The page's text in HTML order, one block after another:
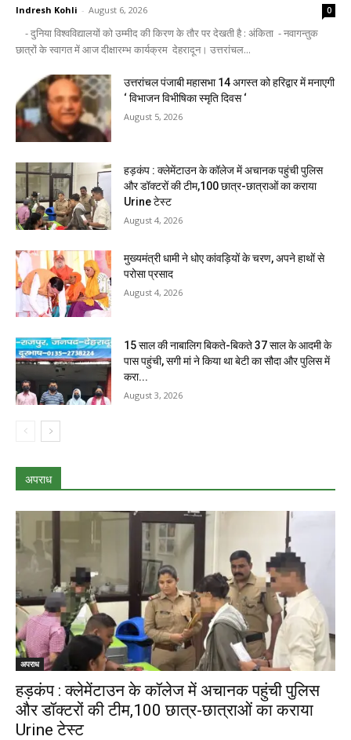
Indresh Kohli - August 6, 2026 0
- दुनिया विश्वविद्यालयों को उम्मीद की किरण के तौर पर देखती है : अंकिता - नवागन्तुक
छात्रों के स्वागत में आज दीक्षारम्भ कार्यक्रम देहरादून। उत्तरांचल...
उत्तरांचल पंजाबी महासभा 14 अगस्त को हरिद्वार में मनाएगी
‘ विभाजन विभीषिका स्मृति दिवस ‘
August 5, 2026
हड़कंप : क्लेमेंटाउन के कॉलेज में अचानक पहुंची पुलिस
और डॉक्टरों की टीम,100 छात्र-छात्राओं का कराया
Urine टेस्ट
August 4, 2026
मुख्यमंत्री धामी ने धोए कांवड़ियों के चरण, अपने हाथों से
परोसा प्रसाद
August 4, 2026
15 साल की नाबालिग बिकते-बिकते 37 साल के आदमी के
पास पहुंची, सगी मां ने किया था बेटी का सौदा और पुलिस में
करा...
August 3, 2026
अपराध
अपराध
हड़कंप : क्लेमेंटाउन के कॉलेज में अचानक पहुंची पुलिस
और डॉक्टरों की टीम,100 छात्र-छात्राओं का कराया
Urine टेस्ट